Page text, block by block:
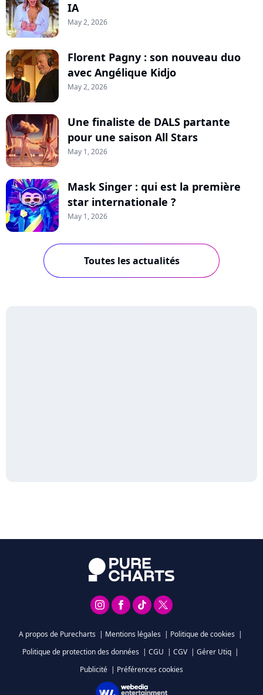
IA
May 2, 2026
Florent Pagny : son nouveau duo
avec Angélique Kidjo
May 2, 2026
Une finaliste de DALS partante
pour une saison All Stars
May 1, 2026
Mask Singer : qui est la première
star internationale ?
May 1, 2026
Toutes les actualités
A propos de Purecharts | Mentions légales | Politique de cookies |
Politique de protection des données | CGU | CGV | Gérer Utiq |
Publicité | Préférences cookies